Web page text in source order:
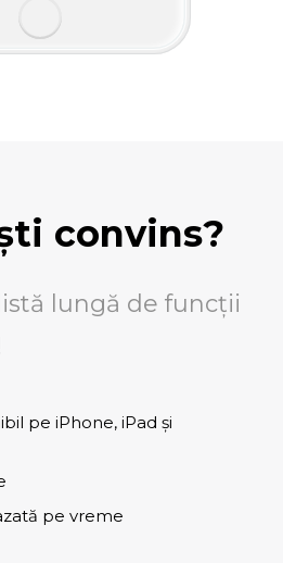
convins?
lungă de funcții
pe iPhone, iPad și
pe vreme